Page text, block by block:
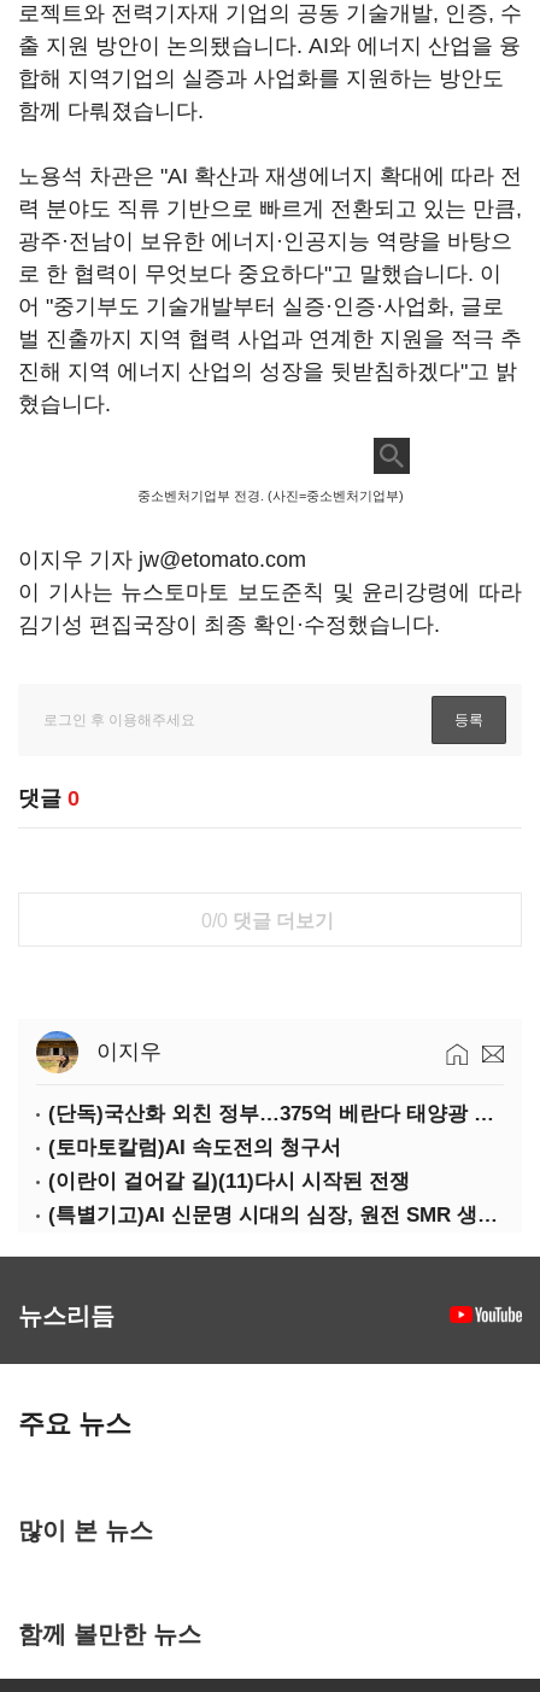
로젝트와 전력기자재 기업의 공동 기술개발, 인증, 수
출 지원 방안이 논의됐습니다. AI와 에너지 산업을 융
합해 지역기업의 실증과 사업화를 지원하는 방안도
함께 다뤄졌습니다.
노용석 차관은 "AI 확산과 재생에너지 확대에 따라 전
력 분야도 직류 기반으로 빠르게 전환되고 있는 만큼,
광주·전남이 보유한 에너지·인공지능 역량을 바탕으
로 한 협력이 무엇보다 중요하다"고 말했습니다. 이
어 "중기부도 기술개발부터 실증·인증·사업화, 글로
벌 진출까지 지역 협력 사업과 연계한 지원을 적극 추
진해 지역 에너지 산업의 성장을 뒷받침하겠다"고 밝
혔습니다.
중소벤처기업부 전경. (사진=중소벤처기업부)
이지우 기자 jw@etomato.com
이 기사는 뉴스토마토 보도준칙 및 윤리강령에 따라
김기성 편집국장이 최종 확인·수정했습니다.
댓글 0
0/0 댓글 더보기
이지우
(단독)국산화 외친 정부…375억 베란다 태양광 사업엔 중국산만 남았다
(토마토칼럼)AI 속도전의 청구서
(이란이 걸어갈 길)(11)다시 시작된 전쟁
(특별기고)AI 신문명 시대의 심장, 원전 SMR 생태계 복원의 마지막 골든타임을 붙잡아라
뉴스리듬
주요 뉴스
많이 본 뉴스
함께 볼만한 뉴스